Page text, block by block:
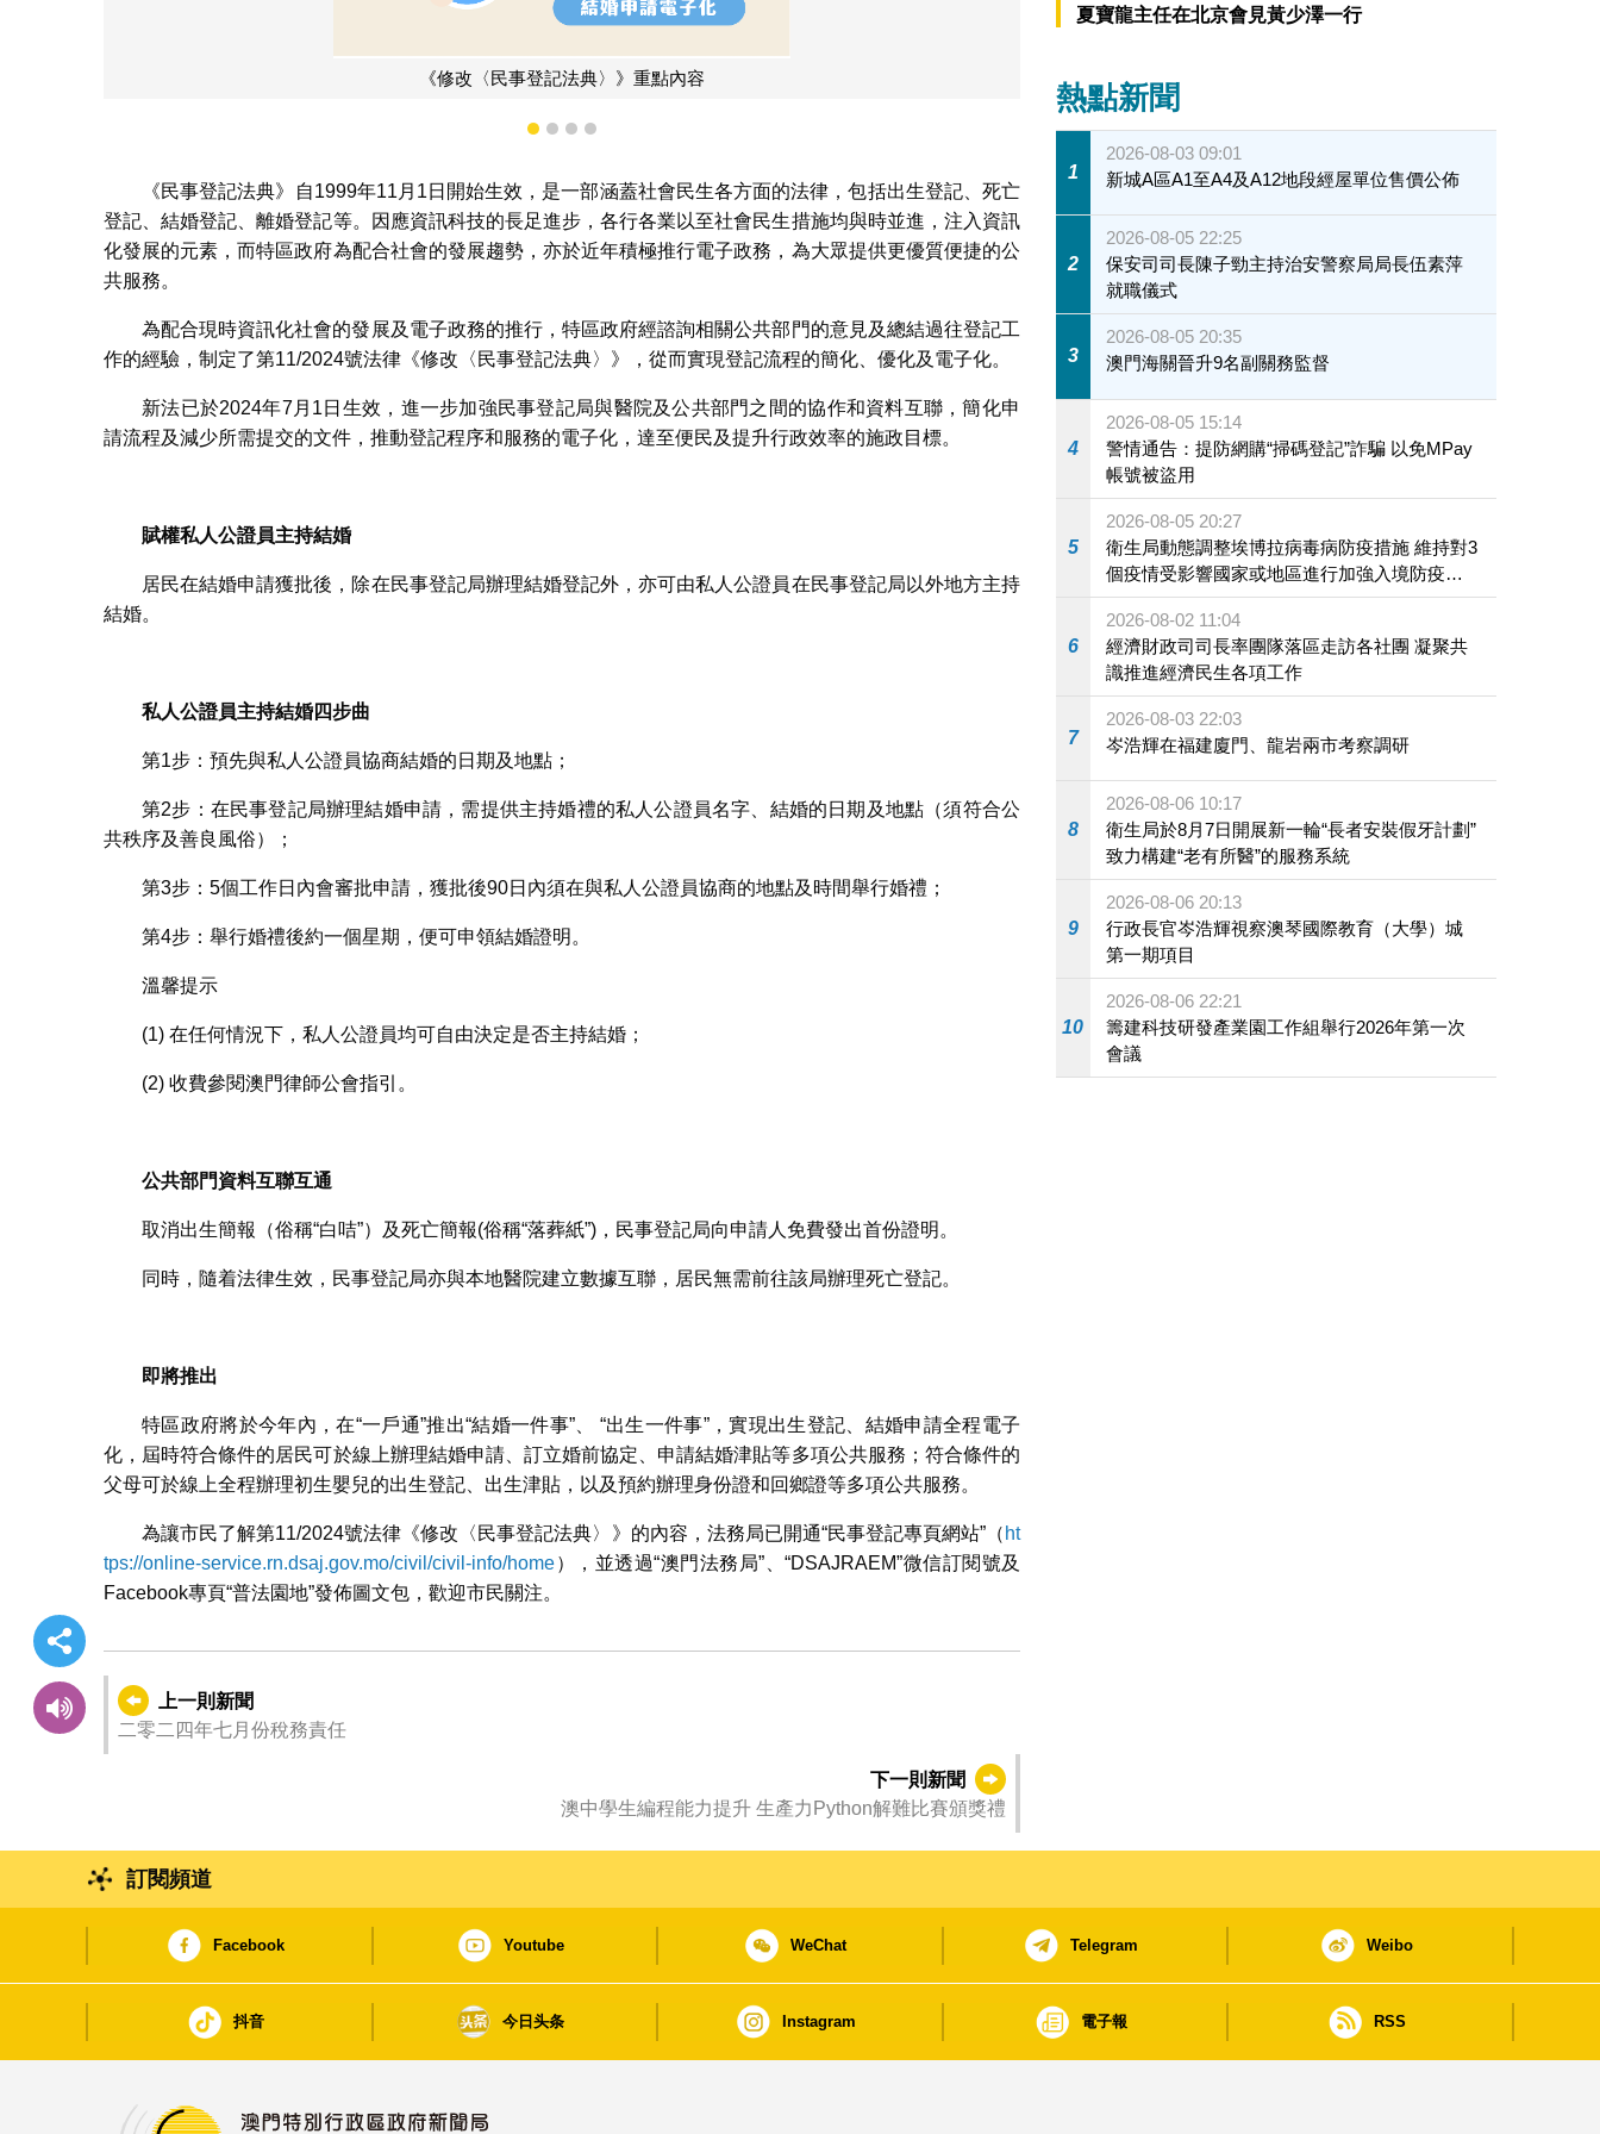
《修改〈民事登記法典〉》重點內容
1 2 3 4
《民事登記法典》自1999年11月1日開始生效，是一部涵蓋社會民生各方面的法律，包括出生登記、死亡
登記、結婚登記、離婚登記等。因應資訊科技的長足進步，各行各業以至社會民生措施均與時並進，注入資訊
化發展的元素，而特區政府為配合社會的發展趨勢，亦於近年積極推行電子政務，為大眾提供更優質便捷的公
共服務。
為配合現時資訊化社會的發展及電子政務的推行，特區政府經諮詢相關公共部門的意見及總結過往登記工
作的經驗，制定了第11/2024號法律《修改〈民事登記法典〉》，從而實現登記流程的簡化、優化及電子化。
新法已於2024年7月1日生效，進一步加強民事登記局與醫院及公共部門之間的協作和資料互聯，簡化申
請流程及減少所需提交的文件，推動登記程序和服務的電子化，達至便民及提升行政效率的施政目標。
賦權私人公證員主持結婚
居民在結婚申請獲批後，除在民事登記局辦理結婚登記外，亦可由私人公證員在民事登記局以外地方主持
結婚。
私人公證員主持結婚四步曲
第1步：預先與私人公證員協商結婚的日期及地點；
第2步：在民事登記局辦理結婚申請，需提供主持婚禮的私人公證員名字、結婚的日期及地點（須符合公
共秩序及善良風俗）；
第3步：5個工作日內會審批申請，獲批後90日內須在與私人公證員協商的地點及時間舉行婚禮；
第4步：舉行婚禮後約一個星期，便可申領結婚證明。
溫馨提示
(1) 在任何情況下，私人公證員均可自由決定是否主持結婚；
(2) 收費參閱澳門律師公會指引。
公共部門資料互聯互通
取消出生簡報（俗稱“白咭”）及死亡簡報(俗稱“落葬紙”)，民事登記局向申請人免費發出首份證明。
同時，隨着法律生效，民事登記局亦與本地醫院建立數據互聯，居民無需前往該局辦理死亡登記。
即將推出
特區政府將於今年內，在“一戶通”推出“結婚一件事”、 “出生一件事”，實現出生登記、結婚申請全程電子
化，屆時符合條件的居民可於線上辦理結婚申請、訂立婚前協定、申請結婚津貼等多項公共服務；符合條件的
父母可於線上全程辦理初生嬰兒的出生登記、出生津貼，以及預約辦理身份證和回鄉證等多項公共服務。
為讓市民了解第11/2024號法律《修改〈民事登記法典〉》的內容，法務局已開通“民事登記專頁網站”（ ht
tps://online-service.rn.dsaj.gov.mo/civil/civil-info/home），並透過“澳門法務局”、“DSAJRAEM”微信訂閱號及
Facebook專頁“普法園地”發佈圖文包，歡迎市民關注。
上一則新聞
二零二四年七月份稅務責任
下一則新聞
澳中學生編程能力提升 生產力Python解難比賽頒獎禮
夏寶龍主任在北京會見黃少澤一行
熱點新聞
1
2026-08-03 09:01
新城A區A1至A4及A12地段經屋單位售價公佈
2
2026-08-05 22:25
保安司司長陳子勁主持治安警察局局長伍素萍
就職儀式
3
2026-08-05 20:35
澳門海關晉升9名副關務監督
4
2026-08-05 15:14
警情通告：提防網購“掃碼登記”詐騙 以免MPay
帳號被盜用
5
2026-08-05 20:27
衛生局動態調整埃博拉病毒病防疫措施 維持對3
個疫情受影響國家或地區進行加強入境防疫措
施
6
2026-08-02 11:04
經濟財政司司長率團隊落區走訪各社團 凝聚共
識推進經濟民生各項工作
7
2026-08-03 22:03
岑浩輝在福建廈門、龍岩兩市考察調研
8
2026-08-06 10:17
衛生局於8月7日開展新一輪“長者安裝假牙計劃”
致力構建“老有所醫”的服務系統
9
2026-08-06 20:13
行政長官岑浩輝視察澳琴國際教育（大學）城
第一期項目
10
2026-08-06 22:21
籌建科技研發產業園工作組舉行2026年第一次
會議
訂閱頻道
Facebook Youtube WeChat Telegram Weibo
抖音 今日头条 Instagram 電子報 RSS